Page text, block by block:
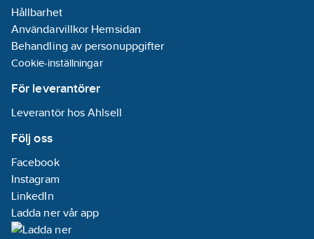
Hållbarhet
Användarvillkor Hemsidan
Behandling av personuppgifter
Cookie-inställningar
För leverantörer
Leverantör hos Ahlsell
Följ oss
Facebook
Instagram
LinkedIn
Ladda ner vår app